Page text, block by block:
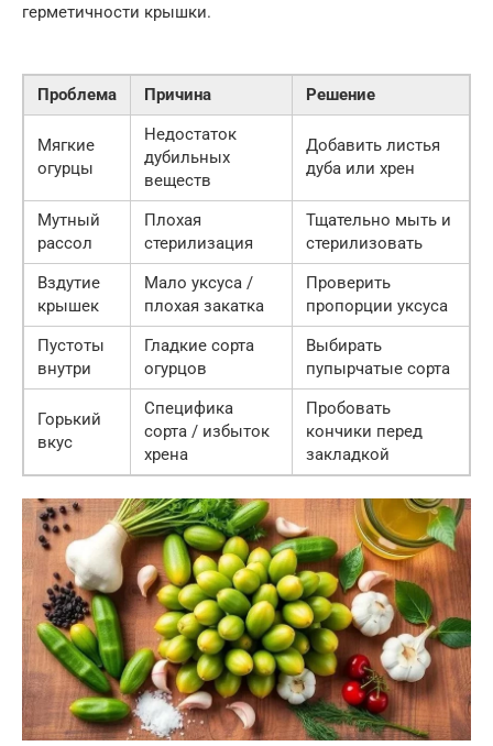
герметичности крышки.
Проблема Причина Решение
Мягкие
огурцы
Недостаток
дубильных
веществ
Добавить листья
дуба или хрен
Мутный
рассол
Плохая
стерилизация
Тщательно мыть и
стерилизовать
Вздутие
крышек
Мало уксуса /
плохая закатка
Проверить
пропорции уксуса
Пустоты
внутри
Гладкие сорта
огурцов
Выбирать
пупырчатые сорта
Горький
вкус
Специфика
сорта / избыток
хрена
Пробовать
кончики перед
закладкой